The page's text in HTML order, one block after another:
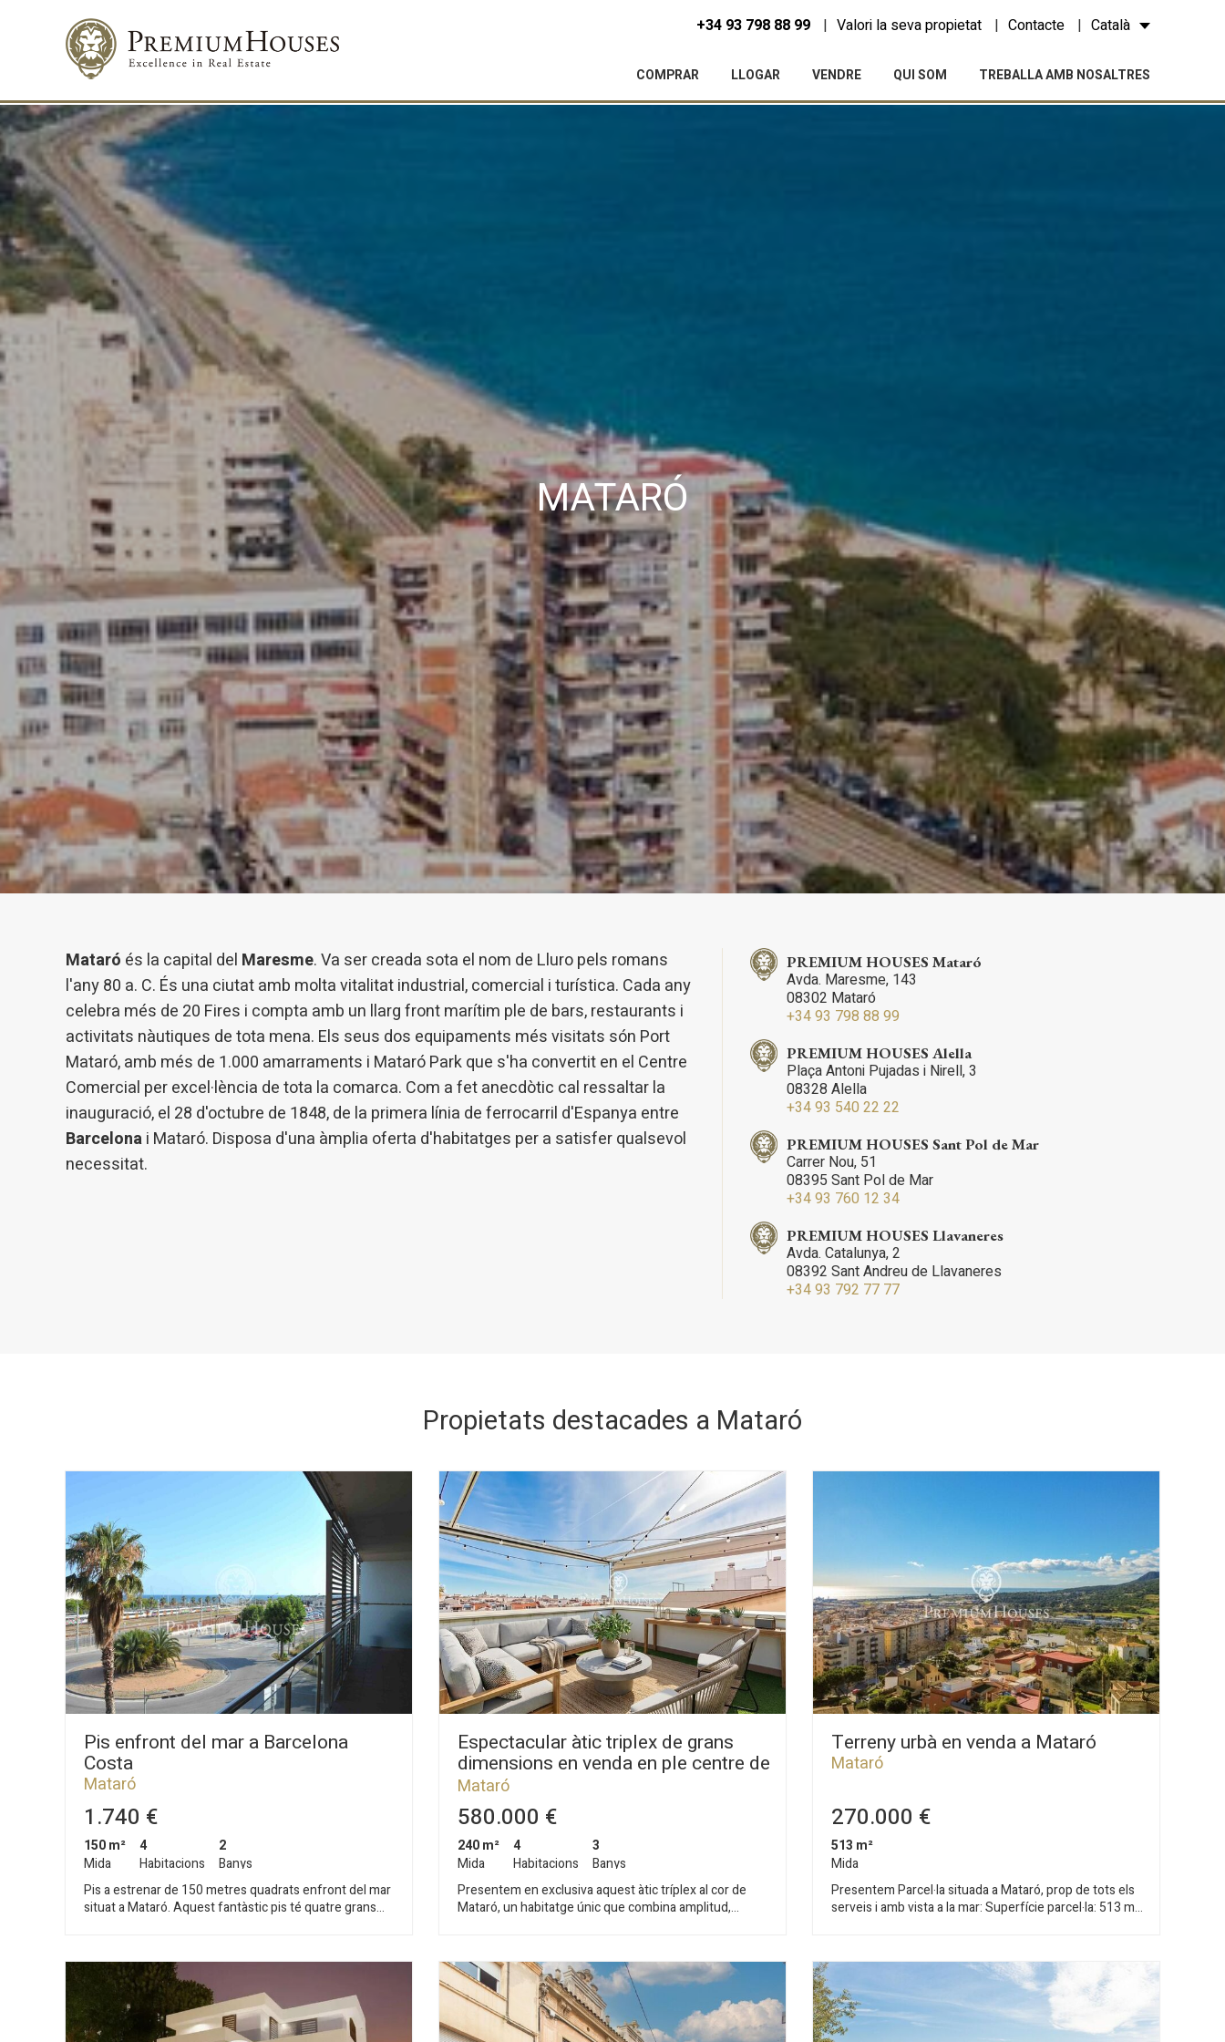
+34 93 798 88 99 Valori la seva propietat Contacte Català
COMPRAR LLOGAR VENDRE QUI SOM TREBALLA AMB NOSALTRES
MATARÓ
Mataró és la capital del Maresme. Va ser creada sota el nom de Lluro pels romans
l'any 80 a. C. És una ciutat amb molta vitalitat industrial, comercial i turística. Cada any
celebra més de 20 Fires i compta amb un llarg front marítim ple de bars, restaurants i
activitats nàutiques de tota mena. Els seus dos equipaments més visitats són Port
Mataró, amb més de 1.000 amarraments i Mataró Park que s'ha convertit en el Centre
Comercial per excel·lència de tota la comarca. Com a fet anecdòtic cal ressaltar la
inauguració, el 28 d'octubre de 1848, de la primera línia de ferrocarril d'Espanya entre
Barcelonai Mataró. Disposa d'una àmplia oferta d'habitatges per a satisfer qualsevol
necessitat.
PREMIUM HOUSES Mataró
Avda. Maresme, 143
08302 Mataró
+34 93 798 88 99
PREMIUM HOUSES Alella
Plaça Antoni Pujadas i Nirell, 3
08328 Alella
+34 93 540 22 22
PREMIUM HOUSES Sant Pol de Mar
Carrer Nou, 51
08395 Sant Pol de Mar
+34 93 760 12 34
PREMIUM HOUSES Llavaneres
Avda. Catalunya, 2
08392 Sant Andreu de Llavaneres
+34 93 792 77 77
Propietats destacades a Mataró
Pis enfront del mar a Barcelona
Costa
Mataró
1.740 €
150 m²
Mida
4
Habitacions
2
Banys
Pis a estrenar de 150 metres quadrats enfront del mar
situat a Mataró. Aquest fantàstic pis té quatre grans
bany complet. El saló és espectacular amb sortida
directa a una gran terrassa amb fantàstiques vistes
sobre el mar. La cuina és també molt gran i lluminosa. La
finca és nova amb un gran hall d'entrada, tenim a
disposició un plaça de pàrquing per a cotxe gran. La
Espectacular àtic triplex de grans
dimensions en venda en ple centre de
Mataró
Mataró
580.000 €
240 m²
Mida
4
Habitacions
3
Banys
Presentem en exclusiva aquest àtic tríplex al cor de
Mataró, un habitatge únic que combina amplitud,
centre amb el privilegi de gaudir d’espais exteriors i
d’una gran lluminositat. L’habitatge es distribueix en
tres plantes. A la primera planta hi trobem un ampli
saló-menjador, cuina amb zona de taula i tamborets,
una habitació individual i un lavabo amb dutxa. La
Terreny urbà en venda a Mataró
Mataró
270.000 €
513 m²
Mida
Presentem Parcel·la situada a Mataró, prop de tots els
serveis i amb vista a la mar: Superfície parcel·la: 513 m²
Separacions lateral i fons: 2 m Ed. auxiliar (ocupació):
5% altura 3,3m Edificació màxima: 0,75 m² ensostro/m²
sòl
Modificar cookies
Tècniques i funcionals
Sempre activades
Aquest lloc web utilitza cookies pròpies per recopilar informació amb la finalitat de
millorar els nostres serveis. Si continua navegant, suposa l'acceptació de la instal·lació
de les mateixes. L'usuari té la possibilitat de configurar el navegador podent, si així ho
desitja, impedir que siguin instal·lades al disc dur, encara que haurà de tenir en
compte que aquesta acció podrà ocasionar dificultats de navegació de la pàgina web.
Analítiques i personalització
Permeten fer el seguiment i l'anàlisi del comportament dels usuaris d'aquest lloc web.
La informació recollida mitjançant aquest tipus de cookies s'utilitza en el mesurament
de l'activitat del web per a l'elaboració de perfils de navegació dels usuaris per
introduir millores en funció de l'anàlisi de les dades d'ús que fan els usuaris del servei.
Permeten desar la informació de preferència de l'usuari per millorar la qualitat dels
nostres serveis i oferir una millor experiència a través de productes recomanats.
Marketing i publicitat
Aquestes cookies són utilitzades per emmagatzemar informació sobre les
preferències i les eleccions personals de l'usuari a través de l'observació continuada
Guardar configuració Acceptar totes